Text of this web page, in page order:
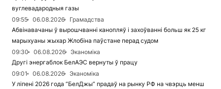
вуглевадародныя газы
09:55
06.08.2026
Грамадства
Абвінавачаны ў вырошчванні канопляў і захоўванні больш як 25 кг
марыхуаны жыхар Жлобіна паўстане перад судом
09:30
06.08.2026
Эканоміка
Другі энергаблок БелАЭС вернуты ў працу
09:01
06.08.2026
Эканоміка
У ліпені 2026 года “БелДжы” прадаў на рынку РФ на чвэрць менш